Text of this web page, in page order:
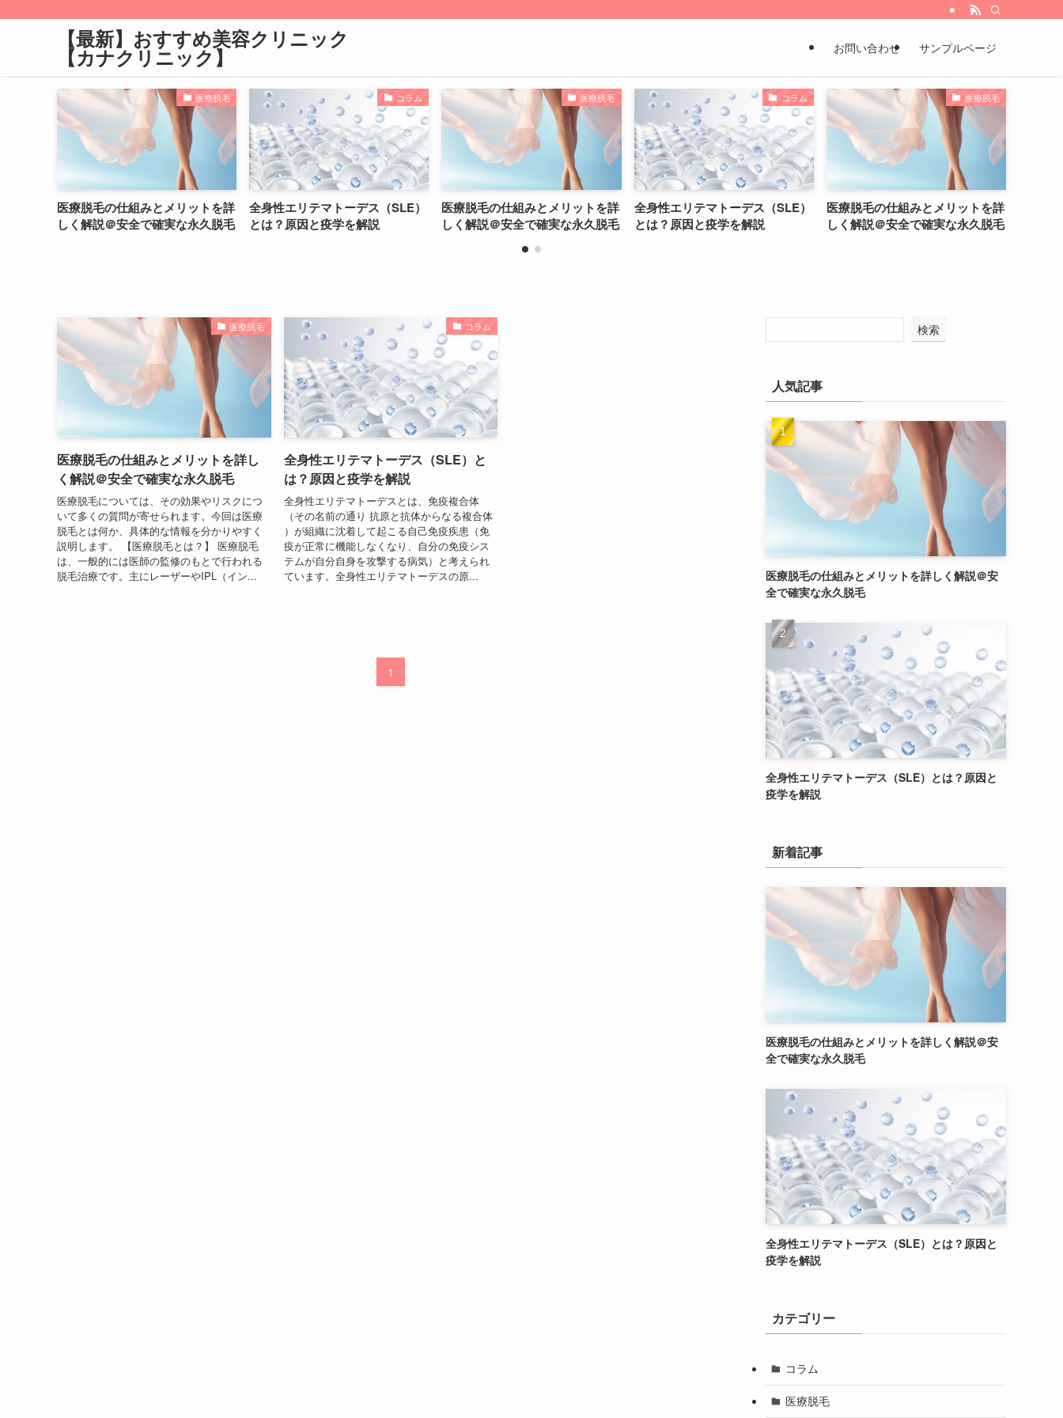
【最新】おすすめ美容クリニック
【カナクリニック】 お問い合わせ サンプルページ
医療脱毛
組みとメリットを詳
全で確実な永久脱毛
全身性エリテマトーデス（SLE）
とは？原因と疫学を解説
医療脱毛
医療脱毛の仕組みとメリットを詳
しく解説＠安全で確実な永久脱毛
全身性エリテマトーデス（SLE）
とは？原因と疫学を解説
医療脱毛
医療脱毛の仕組みとメリットを詳
しく解説＠安全で確実な永久脱毛
全身性エリテマトーデス（
とは？原因と疫学を解説
医療脱毛
医療脱毛の仕組みとメリットを詳し
く解説＠安全で確実な永久脱毛
医療脱毛については、その効果やリスクにつ
いて多くの質問が寄せられます。今回は医療
脱毛とは何か、具体的な情報を分かりやすく
説明します。 【医療脱毛とは？】 医療脱毛
は、一般的には医師の監修のもとで行われる
脱毛治療です。主にレーザーやIPL（イン...
コラム
全身性エリテマトーデス（SLE）と
は？原因と疫学を解説
全身性エリテマトーデスとは、免疫複合体
（その名前の通り 抗原と抗体からなる複合体
）が組織に沈着して起こる自己免疫疾患（免
疫が正常に機能しなくなり、自分の免疫シス
テムが自分自身を攻撃する病気）と考えられ
ています。全身性エリテマトーデスの原...
1
検索
人気記事
医療脱毛の仕組みとメリットを詳しく解説＠安
全で確実な永久脱毛
全身性エリテマトーデス（SLE）とは？原因と
疫学を解説
新着記事
医療脱毛の仕組みとメリットを詳しく解説＠安
全で確実な永久脱毛
全身性エリテマトーデス（SLE）とは？原因と
疫学を解説
カテゴリー
コラム
医療脱毛